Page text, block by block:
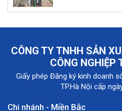
CÔNG TY TNHH SẢN
CÔNG NGHIỆP
Giấy phép Đăng ký kinh doanh
TP.Hà Nội cấp
Chi nhánh - Miền Bắc